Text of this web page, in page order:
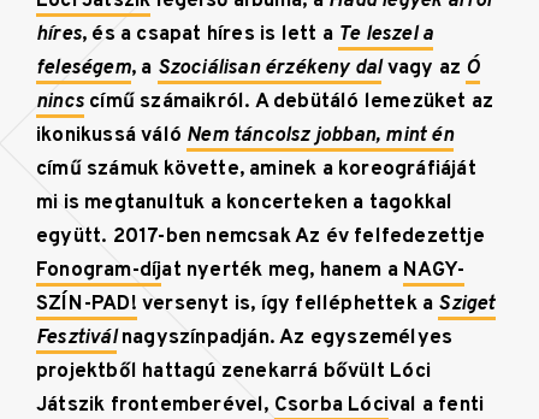
híres, és a csapat híres is lett a Te leszel a
feleségem, a Szociálisan érzékeny dalvagy az Ó
nincs című számaikról. A debütáló lemezüket az
ikonikussá váló Nem táncolsz jobban, mint én
címűszámuk követte, aminek a koreográfiáját
mi is megtanultuk a koncerteken a tagokkal
együtt. 2017-ben nemcsak Az év felfedezettje
Fonogram-díjat nyerték meg, hanem a NAGY-
SZÍN-PAD! versenyt is, így felléphettek a Sziget
Fesztiválnagyszínpadján. Az egyszemélyes
projektből hattagú zenekarrá bővült Lóci
Játszik frontemberével, Csorba Lócival a fenti